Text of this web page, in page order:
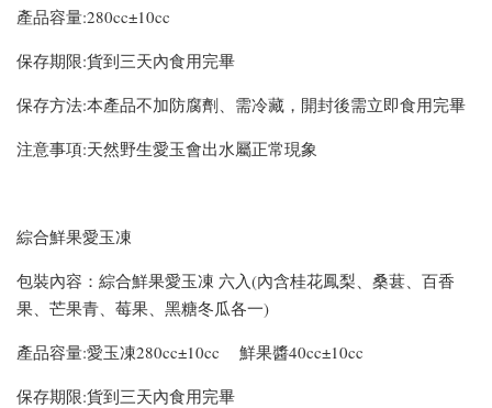
產品容量:280cc±10cc
保存期限:貨到三天內食用完畢
保存方法:本產品不加防腐劑、需冷藏，開封後需立即食用完畢
注意事項:天然野生愛玉會出水屬正常現象
綜合鮮果愛玉凍
包裝內容：綜合鮮果愛玉凍 六入(內含桂花鳳梨、桑葚、百香
果、芒果青、莓果、黑糖冬瓜各一)
產品容量:愛玉凍280cc±10cc 鮮果醬40cc±10cc
保存期限:貨到三天內食用完畢